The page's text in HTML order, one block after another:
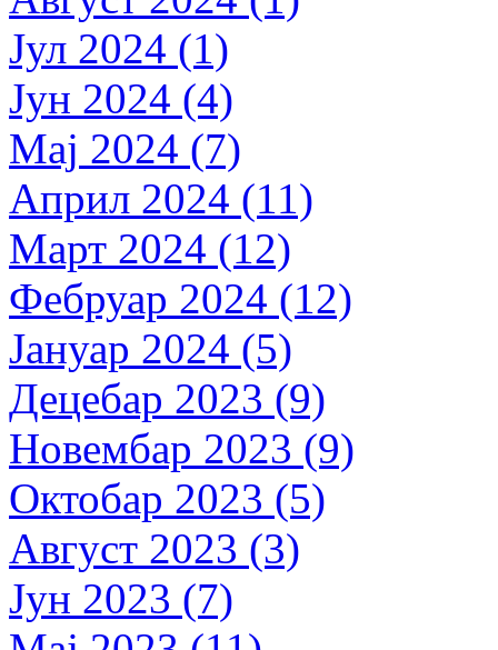
Јул 2024 (1)
Јун 2024 (4)
Мај 2024 (7)
Април 2024 (11)
Март 2024 (12)
Фебруар 2024 (12)
Јануар 2024 (5)
Децебар 2023 (9)
Новембар 2023 (9)
Октобар 2023 (5)
Август 2023 (3)
Јун 2023 (7)